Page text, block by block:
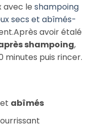
avec le shampoing
secs et abîmés-
avoir étalé
shampoing,
minutes puis rincer.
abîmés